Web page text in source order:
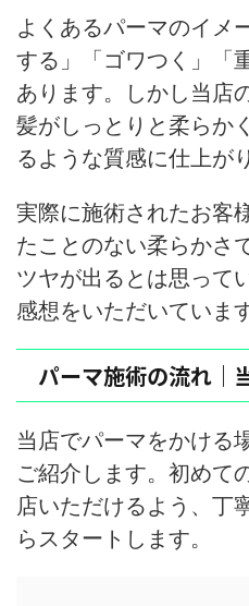
よくあるパーマのイメ
する」「ゴワつく」「
あります。しかし当店
髪がしっとりと柔らか
るような質感に仕上が
実際に施術されたお客
たことのない柔らかさ
ツヤが出るとは思って
感想をいただいています
パーマ施術の流れ｜
当店でパーマをかける
ご紹介します。初めて
店いただけるよう、丁
らスタートします。